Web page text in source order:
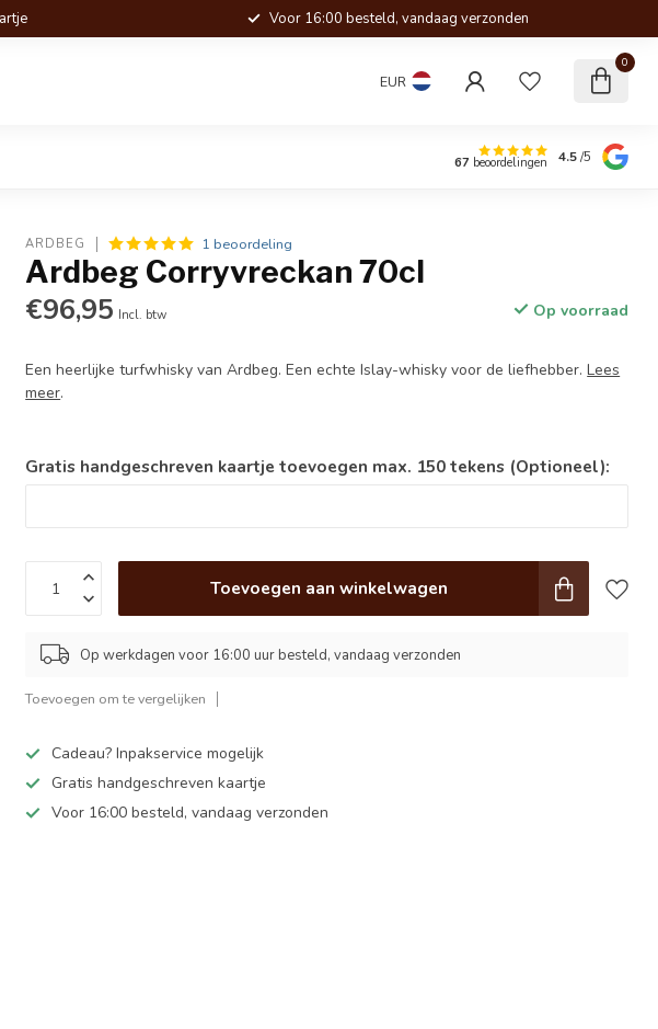
Voor 16:00 besteld, vandaag verzonden
EUR
0
67 beoordelingen 4.5/5
ARDBEG 1 beoordeling
Ardbeg Corryvreckan 70cl
€96,95 Incl. btw Op voorraad
Een heerlijke turfwhisky van Ardbeg. Een echte Islay-whisky voor de liefhebber.Lees
meer.
Gratis handgeschreven kaartje toevoegen max. 150 tekens (Optioneel):
Toevoegen aan winkelwagen
Op werkdagen voor 16:00 uur besteld, vandaag verzonden
Toevoegen om te vergelijken
Cadeau? Inpakservice mogelijk
Gratis handgeschreven kaartje
Voor 16:00 besteld, vandaag verzonden